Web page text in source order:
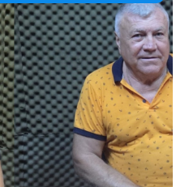
pentru
aici
aici
aici
subti